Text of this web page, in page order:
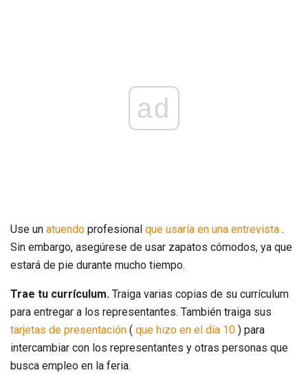
ad
Use un atuendo profesional que usaría en una entrevista .
Sin embargo, asegúrese de usar zapatos cómodos, ya que
estará de pie durante mucho tiempo.
Trae tu currículum. Traiga varias copias de su currículum
para entregar a los representantes. También traiga sus
tarjetas de presentación ( que hizo en el día 10 ) para
intercambiar con los representantes y otras personas que
busca empleo en la feria.